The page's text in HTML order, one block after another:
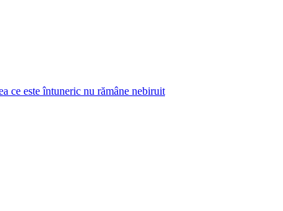
ce este întuneric nu rămâne nebiruit